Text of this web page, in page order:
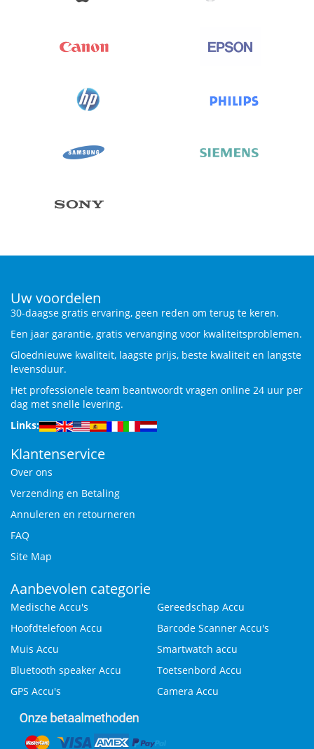
Uw voordelen
30-daagse gratis ervaring, geen reden om terug te keren.
Een jaar garantie, gratis vervanging voor kwaliteitsproblemen.
Gloednieuwe kwaliteit, laagste prijs, beste kwaliteit en langste
levensduur.
Het professionele team beantwoordt vragen online 24 uur per
dag met snelle levering.
Links:
Klantenservice
Over ons
Verzending en Betaling
Annuleren en retourneren
FAQ
Site Map
Aanbevolen categorie
Medische Accu's
Gereedschap Accu
Hoofdtelefoon Accu
Barcode Scanner Accu's
Muis Accu
Smartwatch accu
Bluetooth speaker Accu
Toetsenbord Accu
GPS Accu's
Camera Accu